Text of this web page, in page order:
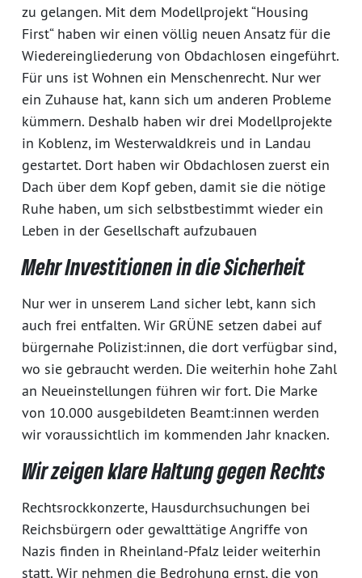
zu gelangen. Mit dem Modellprojekt “Housing
First“ haben wir einen völlig neuen Ansatz für die
Wiedereingliederung von Obdachlosen eingeführt.
Für uns ist Wohnen ein Menschenrecht. Nur wer
ein Zuhause hat, kann sich um anderen Probleme
kümmern. Deshalb haben wir drei Modellprojekte
in Koblenz, im Westerwaldkreis und in Landau
gestartet. Dort haben wir Obdachlosen zuerst ein
Dach über dem Kopf geben, damit sie die nötige
Ruhe haben, um sich selbstbestimmt wieder ein
Leben in der Gesellschaft aufzubauen
Mehr Investitionen in die Sicherheit
Nur wer in unserem Land sicher lebt, kann sich
auch frei entfalten. Wir GRÜNE setzen dabei auf
bürgernahe Polizist:innen, die dort verfügbar sind,
wo sie gebraucht werden. Die weiterhin hohe Zahl
an Neueinstellungen führen wir fort. Die Marke
von 10.000 ausgebildeten Beamt:innen werden
wir voraussichtlich im kommenden Jahr knacken.
Wir zeigen klare Haltung gegen Rechts
Rechtsrockkonzerte, Hausdurchsuchungen bei
Reichsbürgern oder gewalttätige Angriffe von
Nazis finden in Rheinland-Pfalz leider weiterhin
statt. Wir nehmen die Bedrohung ernst, die von